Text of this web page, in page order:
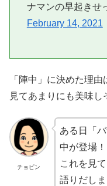
ナマンの早起きせ
February 14, 2021
「陣中」に決めた理
見てあまりにも美味し
チョピン
ある日「
中が登場！
これを見
語りだしま